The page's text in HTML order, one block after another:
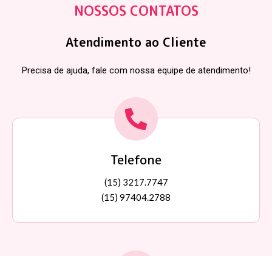
NOSSOS CONTATOS
Atendimento ao Cliente
Precisa de ajuda, fale com nossa equipe de atendimento!
Telefone
(15) 3217.7747
(15) 97404.2788